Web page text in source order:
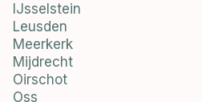
IJsselstein
Leusden
Meerkerk
Mijdrecht
Oirschot
Oss